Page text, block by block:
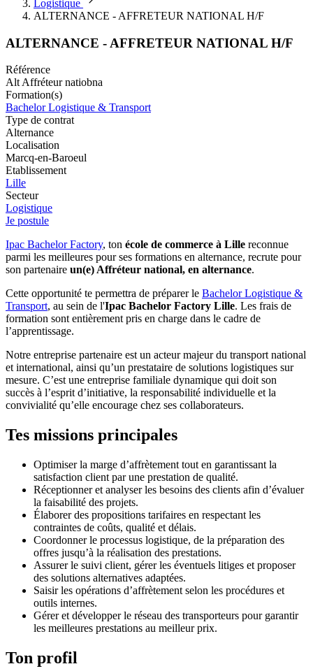
Logistique
ALTERNANCE - AFFRETEUR NATIONAL H/F
ALTERNANCE - AFFRETEUR NATIONAL H/F
Référence
Alt Affréteur natiobna
Formation(s)
Bachelor Logistique & Transport
Type de contrat
Alternance
Localisation
Marcq-en-Baroeul
Etablissement
Lille
Secteur
Logistique
Je postule
Ipac Bachelor Factory, ton école de commerce à Lille reconnue
parmi les meilleures pour ses formations en alternance, recrute pour
son partenaire un(e) Affréteur national, en alternance.
Cette opportunité te permettra de préparer le Bachelor Logistique &
Transport, au sein de l'Ipac Bachelor Factory Lille. Les frais de
formation sont entièrement pris en charge dans le cadre de
l’apprentissage.
Notre entreprise partenaire est un acteur majeur du transport national
et international, ainsi qu’un prestataire de solutions logistiques sur
mesure. C’est une entreprise familiale dynamique qui doit son
succès à l’esprit d’initiative, la responsabilité individuelle et la
convivialité qu’elle encourage chez ses collaborateurs.
Tes missions principales
Optimiser la marge d’affrètement tout en garantissant la
satisfaction client par une prestation de qualité.
Réceptionner et analyser les besoins des clients afin d’évaluer
la faisabilité des projets.
Élaborer des propositions tarifaires en respectant les
contraintes de coûts, qualité et délais.
Coordonner le processus logistique, de la préparation des
offres jusqu’à la réalisation des prestations.
Assurer le suivi client, gérer les éventuels litiges et proposer
des solutions alternatives adaptées.
Saisir les opérations d’affrètement selon les procédures et
outils internes.
Gérer et développer le réseau des transporteurs pour garantir
les meilleures prestations au meilleur prix.
Ton profil